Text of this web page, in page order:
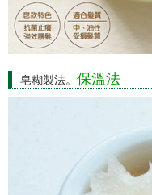
皂糊製法。 保溫法